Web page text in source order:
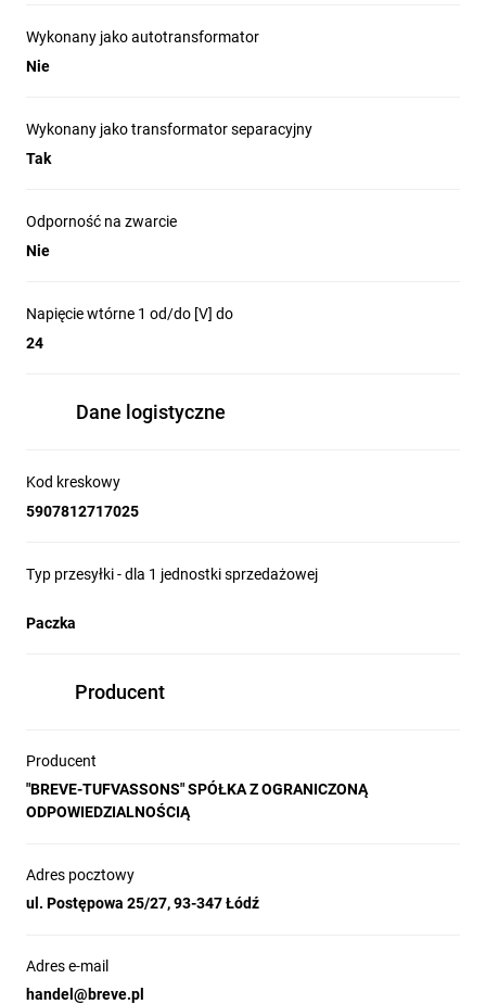
Wykonany jako autotransformator
Nie
Wykonany jako transformator separacyjny
Tak
Odporność na zwarcie
Nie
Napięcie wtórne 1 od/do [V] do
24
Dane logistyczne
Kod kreskowy
5907812717025
Typ przesyłki - dla 1 jednostki sprzedażowej
Paczka
Producent
Producent
"BREVE-TUFVASSONS" SPÓŁKA Z OGRANICZONĄ
ODPOWIEDZIALNOŚCIĄ
Adres pocztowy
ul. Postępowa 25/27, 93-347 Łódź
Adres e-mail
handel@breve.pl